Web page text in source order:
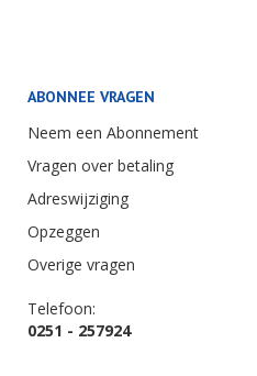
ABONNEE VRAGEN
Neem een Abonnement
Vragen over betaling
Adreswijziging
Opzeggen
Overige vragen
Telefoon:
0251 - 257924